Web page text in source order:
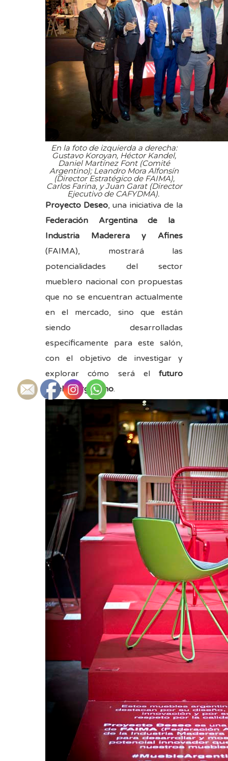
En la foto de izquierda a derecha:
Gustavo Koroyan, Héctor Kandel,
Daniel Martínez Font (Comité
Argentino); Leandro Mora Alfonsín
(Director Estratégico de FAIMA),
Carlos Farina, y Juan Garat (Director
Ejecutivo de CAFYDMA).
Proyecto Deseo, una iniciativa de la
Federación Argentina de la
Industria Maderera y Afines
(FAIMA), mostrará las
potencialidades del sector
mueblero nacional con propuestas
que no se encuentran actualmente
en el mercado, sino que están
siendo desarrolladas
específicamente para este salón,
con el objetivo de investigar y
explorar cómo será el futuro
mueble argentino.